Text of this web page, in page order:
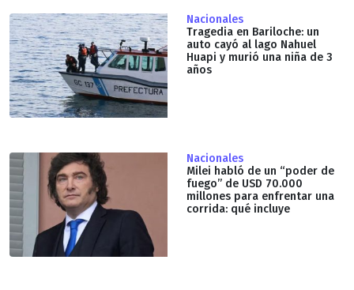
Nacionales
Tragedia en Bariloche: un
auto cayó al lago Nahuel
Huapi y murió una niña de 3
años
Nacionales
Milei habló de un “poder de
fuego” de USD 70.000
millones para enfrentar una
corrida: qué incluye